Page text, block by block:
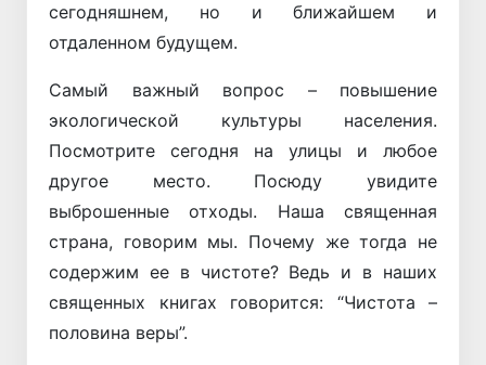
сегодняшнем, но и ближайшем и
отдаленном будущем.
Самый важный вопрос – повышение
экологической культуры населения.
Посмотрите сегодня на улицы и любое
другое место. Посюду увидите
выброшенные отходы. Наша священная
страна, говорим мы. Почему же тогда не
содержим ее в чистоте? Ведь и в наших
священных книгах говорится: “Чистота –
половина веры”.